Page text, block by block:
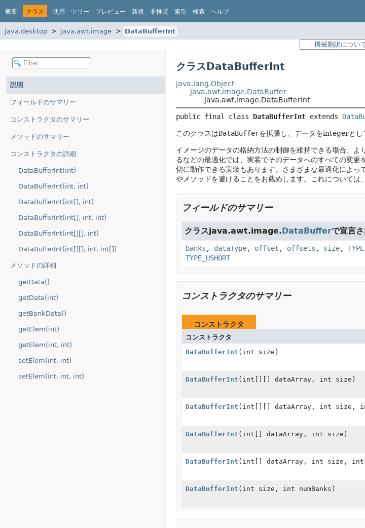
概要 クラス 使用 ツリー プレビュー 新規 非推奨 索引 検索 ヘルプ
java.desktop java.awt.image
DataBufferInt
機械翻訳につい
説明
フィールドのサマリー
コンストラクタのサマリー
メソッドのサマリー
コンストラクタの詳細
DataBufferInt(int)
DataBufferInt(int, int)
DataBufferInt(int[], int)
DataBufferInt(int[], int, int)
DataBufferInt(int[][], int)
DataBufferInt(int[][], int, int[])
メソッドの詳細
getData()
getData(int)
getBankData()
getElem(int)
getElem(int, int)
setElem(int, int)
setElem(int, int, int)
クラスDataBufferInt
java.lang.Object
java.awt.image.DataBuffer
java.awt.image.DataBufferInt
public final class DataBufferInt extends
このクラスはDataBufferを拡張し、データをintegerとし
イメージのデータの格納方法の制御を維持できる場合、
るなどの最適化では、実装でそのデータへのすべての変
切に動作できる実装もあります。さまざまな最適化によ
やメソッドを避けることをお薦めします。これについては
フィールドのサマリー
クラスjava.awt.image.DataBufferで宣言
banks , dataType, offset , offsets , size,
TYPE_USHORT
コンストラクタのサマリー
コンストラクタ
コンストラクタ
DataBufferInt (int size)
DataBufferInt (int[][] dataArray, int size)
DataBufferInt (int[][] dataArray, int size,
DataBufferInt (int[] dataArray, int size)
DataBufferInt (int[] dataArray, int size, int
DataBufferInt (int size, int numBanks)